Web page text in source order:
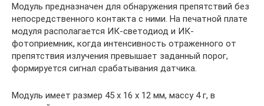
Модуль предназначен для обнаружения препятствий без
непосредственного контакта с ними. На печатной плате
модуля располагается ИК-светодиод и ИК-
фотоприемник, когда интенсивность отраженного от
препятствия излучения превышает заданный порог,
формируется сигнал срабатывания датчика.
Модуль имеет размер 45 х 16 х 12 мм, массу 4 г, в